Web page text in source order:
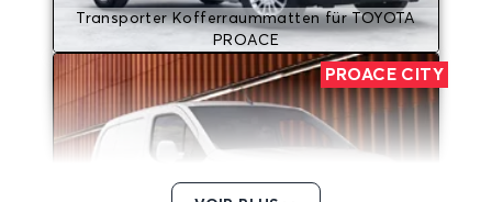
Transporter Kofferraummatten für TOYOTA
PROACE
PROACE CITY